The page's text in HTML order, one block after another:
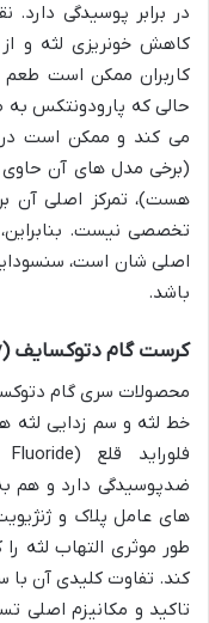
در برابر پوسیدگی
کاهش خونریزی لثه و
کاربران ممکن است طعم
حالی که پارودونتکس
می کند و ممکن است
(برخی مدل های آن
هست)، تمرکز اصلی آن
تخصصی نیست.
اصلی شان است،
باشد.
کرست گام دتوکسایف (Crest Gum Detoxify)
محصولات سری گام
خط لثه و سم زدایی لثه
ضدپوسیدگی دارد و هم
های عامل پلاک و
طور موثری التهاب لثه
کند. تفاوت کلیدی آن با
تاکید و مکانیزم اصلی